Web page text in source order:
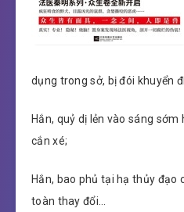
dụng trong sở, bị đói khuyển
Hắn, quỷ dị lẻn vào sáng
cắn xé;
Hắn, bao phủ tại hạ thủy đạo
toàn thay đổi…